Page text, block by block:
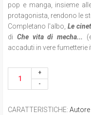
pop e manga, insieme
protagonista, rendono le
Completano l'albo, Le
di Che vita di mecha...
accaduti in vere fumetterie
CARATTERISTICHE: